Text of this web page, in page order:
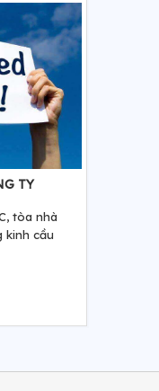
TY
tòa nhà
kinh cầu